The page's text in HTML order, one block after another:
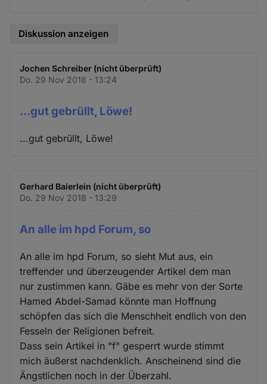
Diskussion anzeigen
Jochen Schreiber (nicht überprüft)
Do. 29 Nov 2018 - 13:24
...gut gebrüllt, Löwe!
...gut gebrüllt, Löwe!
Gerhard Baierlein (nicht überprüft)
Do. 29 Nov 2018 - 13:29
An alle im hpd Forum, so
An alle im hpd Forum, so sieht Mut aus, ein
treffender und überzeugender Artikel dem man
nur zustimmen kann. Gäbe es mehr von der Sorte
Hamed Abdel-Samad könnte man Hoffnung
schöpfen das sich die Menschheit endlich von den
Fesseln der Religionen befreit.
Dass sein Artikel in "f" gesperrt wurde stimmt
mich äußerst nachdenklich. Anscheinend sind die
Ängstlichen noch in der Überzahl.